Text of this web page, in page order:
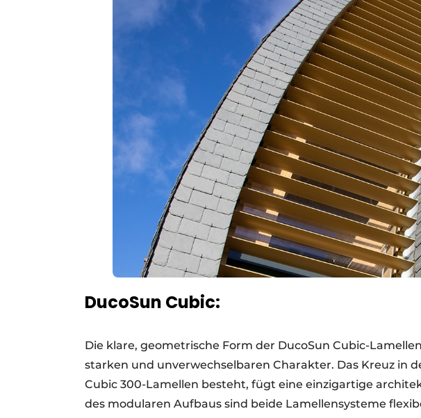
DucoSun Cubic:
Die klare, geometrische Form der DucoSun Cubic-
starken und unverwechselbaren Charakter. Das Kreuz in
Cubic 300-Lamellen besteht, fügt eine einzigartige
des modularen Aufbaus sind beide Lamellensysteme